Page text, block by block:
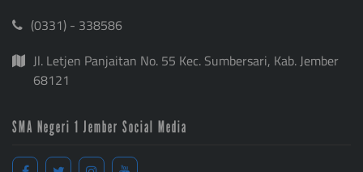
(0331) - 338586
Jl. Letjen Panjaitan No. 55 Kec. Sumbersari, Kab. Jember
68121
SMA Negeri 1 Jember Social Media